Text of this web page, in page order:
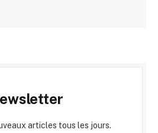
articles tous les jours.